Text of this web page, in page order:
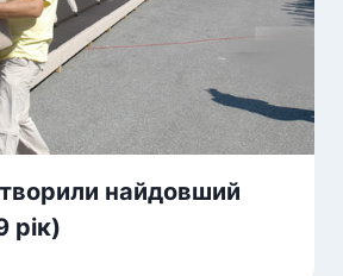
найдовший
рік)